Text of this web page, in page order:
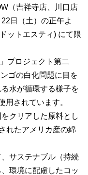
（吉祥寺店、川口店
日（土）の正午よ
ットエスティ) にて限
プロジェクト第二
ゴの白化問題に目を
水が循環する様子を
用されています。
クリアした原料とし
れたアメリカ産の綿
サステナブル（持続
環境に配慮したコッ